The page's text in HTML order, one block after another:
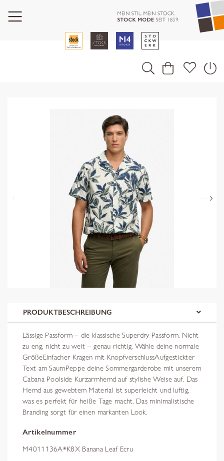
PRODUKTBESCHREIBUNG
Lässige Passform – die klassische Superdry Passform. Nicht
zu eng, nicht zu weit – genau richtig. Wähle deine normale
GrößeEinfacher Kragen mit KnopfverschlussAufgestickter
Text am SaumPeppe deine Sommergarderobe mit unserem
Cabana Poolside Kurzarmhemd auf stylishe Weise auf. Das
Hemd aus gewebtem Material ist superleicht und luftig,
was es perfekt für heiße Tage macht. Das minimalistische
Branding sorgt für einen markanten Look.
Artikelnummer
M4011136A*K8X Banana Leaf Ecru